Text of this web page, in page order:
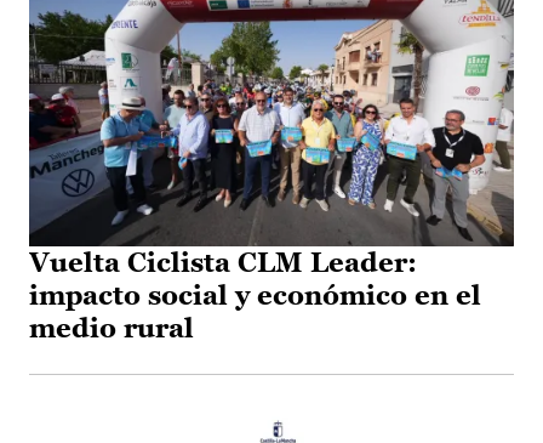
Vuelta Ciclista CLM Leader:
impacto social y económico en el
medio rural